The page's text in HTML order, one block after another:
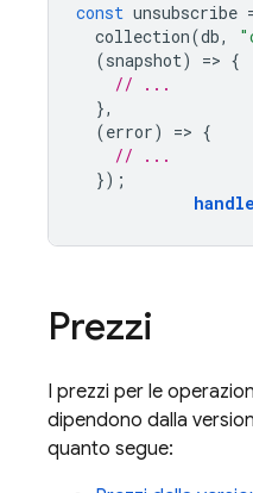
const unsubscribe
collection(db,
(snapshot) => {
// ...
},
(error) => {
// ...
});
Prezzi
I prezzi per le
dipendono dalla
quanto segue: